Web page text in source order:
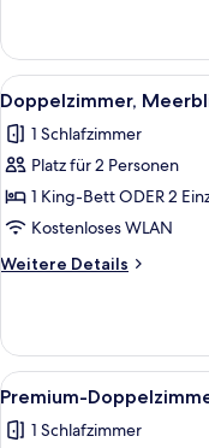
anzeigen
Meerblick
(My
Favorite
Club,
Frontal)
Alle
Fotos
für
Doppelzimmer,
Meerblick
(Side)
anzeigen
5
Doppelzimmer,
1 Schlafzimmer
Platz für 2 Personen
1 King-Bett ODER 2
Kostenloses WLAN
Weitere Details
Weitere
Meerblick
(Side)
Alle
Fotos
für
9
Premium-
1 Schlafzimmer